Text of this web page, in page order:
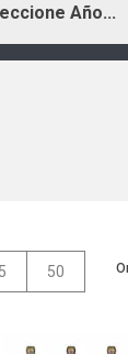
Año...
50